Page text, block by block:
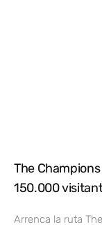
The
150.000
Arrenca la ruta